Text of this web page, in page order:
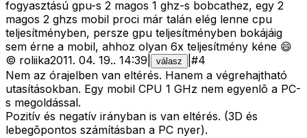
fogyasztású gpu-s 2 magos 1 ghz-s bobcathez, egy 2
magos 2 ghzs mobil proci már talán elég lenne cpu
teljesítményben, persze gpu teljesítményben bokájáig
sem érne a mobil, ahhoz olyan 6x teljesítmény kéne 😄
© roliika2011. 04. 19.. 14:39 válasz #4
Nem az órajelben van eltérés. Hanem a végrehajtható
utasításokban. Egy mobil CPU 1 GHz nem egyenlõ a PC-
s megoldással.
Pozitív és negatív irányban is van eltérés. (3D és
lebegõpontos számításban a PC nyer).